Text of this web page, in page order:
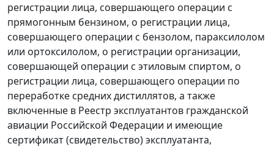
регистрации лица, совершающего операции с
прямогонным бензином, о регистрации лица,
совершающего операции с бензолом, параксилолом
или ортоксилолом, о регистрации организации,
совершающей операции с этиловым спиртом, о
регистрации лица, совершающего операции по
переработке средних дистиллятов, а также
включенные в Реестр эксплуатантов гражданской
авиации Российской Федерации и имеющие
сертификат (свидетельство) эксплуатанта,